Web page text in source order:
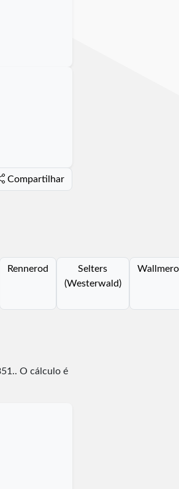
Compartilhar
Rennerod
Selters
(Westerwald)
.. O cálculo é